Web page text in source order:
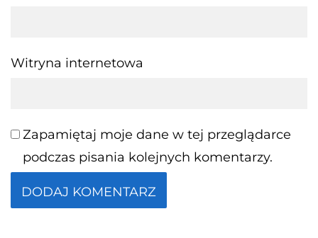
Witryna internetowa
Zapamiętaj moje dane w tej przeglądarce
podczas pisania kolejnych komentarzy.